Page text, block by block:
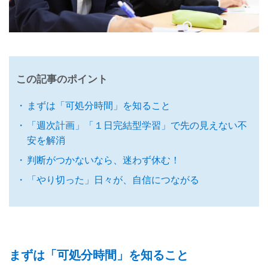
この記事のポイント
まずは「可処分時間」を知ること
「週次計画」「１日完結型学習」で先の見えない不
安を解消
判断がつかないなら、迷わず休む！
「やり切った」日々が、自信につながる
まずは「可処分時間」を知ること